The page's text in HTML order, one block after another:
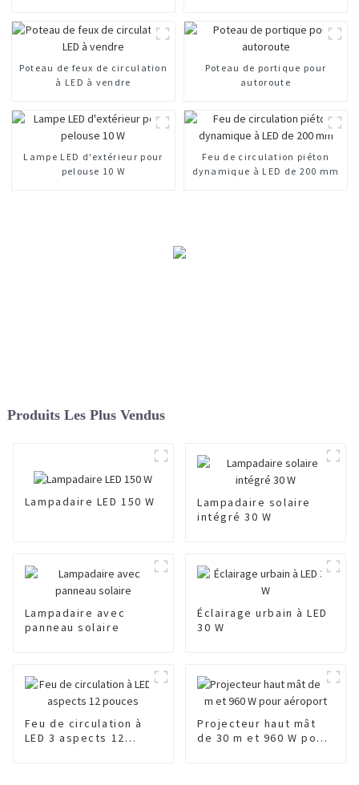
Poteau de feux de circulation
à LED à vendre
Poteau de portique pour
autoroute
Lampe LED d'extérieur pour
pelouse 10 W
Feu de circulation piéton
dynamique à LED de 200 mm
Produits Les Plus Vendus
Lampadaire LED 150 W
Lampadaire solaire
intégré 30 W
Lampadaire avec
panneau solaire
Éclairage urbain à LED
30 W
Feu de circulation à
LED 3 aspects 12
Projecteur haut mât
de 30 m et 960 W pour